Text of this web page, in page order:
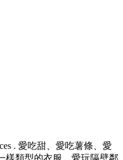
. 愛吃甜、愛吃薯條、愛
樣類型的衣服、愛玩隔壁鄰